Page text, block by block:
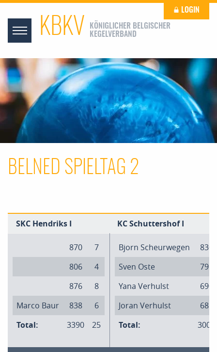
KBKV
KÖNIGLICHER BELGISCHER
KEGELVERBAND
LOGIN
BELNED SPIELTAG 2
SKC Hendriks I KC Schuttershof I
870
7
806
4
876
8
Marco Baur
838
6
Total:
3390 25
Bjorn Scheurwegen
830
Sven Oste
796
Yana Verhulst
690
Joran Verhulst
686
Total:
3002